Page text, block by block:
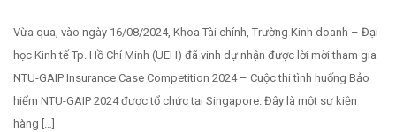
Vừa qua, vào ngày 16/08/2024, Khoa Tài chính, Trường Kinh doanh – Đại
học Kinh tế Tp. Hồ Chí Minh (UEH) đã vinh dự nhận được lời mời tham gia
NTU-GAIP Insurance Case Competition 2024 – Cuộc thi tình huống Bảo
hiểm NTU-GAIP 2024 được tổ chức tại Singapore. Đây là một sự kiện
hàng […]